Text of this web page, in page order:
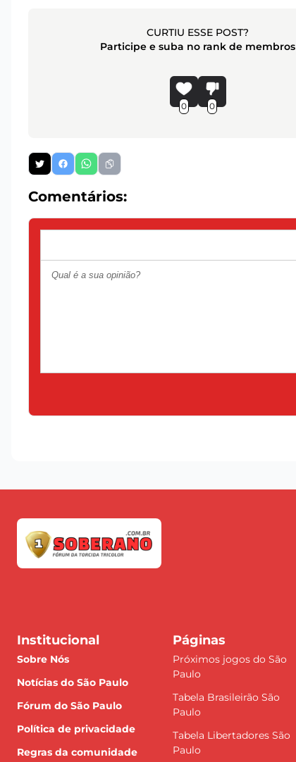
CURTIU ESSE POST?
Participe e suba no rank de membros
0 0
Comentários:
Institucional
Sobre Nós
Notícias do São Paulo
Fórum do São Paulo
Política de privacidade
Regras da comunidade
Páginas
Próximos jogos do São
Paulo
Tabela Brasileirão São
Paulo
Tabela Libertadores São
Paulo